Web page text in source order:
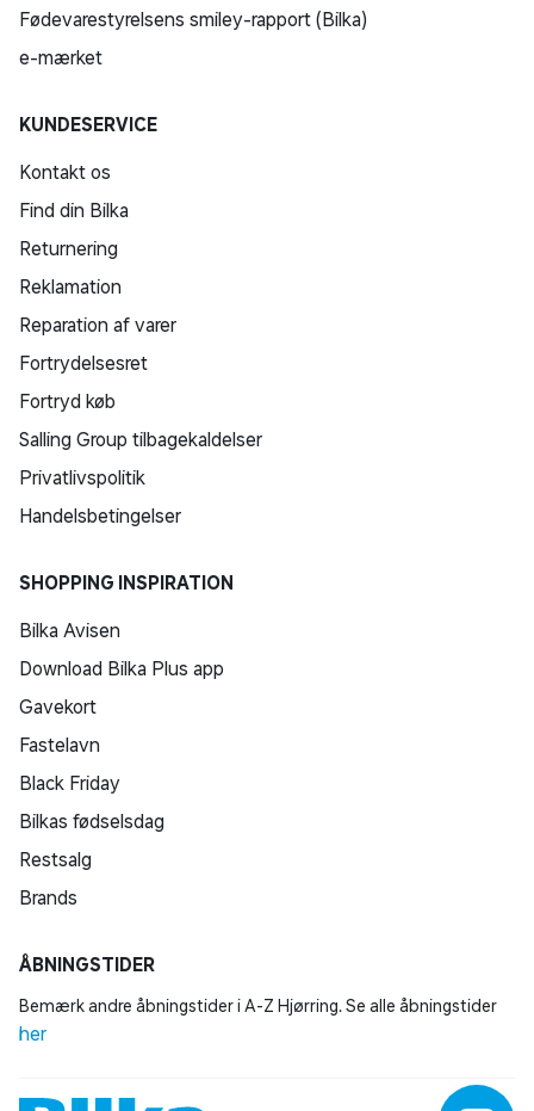
Fødevarestyrelsens smiley-rapport (Bilka)
e-mærket
KUNDESERVICE
Kontakt os
Find din Bilka
Returnering
Reklamation
Reparation af varer
Fortrydelsesret
Fortryd køb
Salling Group tilbagekaldelser
Privatlivspolitik
Handelsbetingelser
SHOPPING INSPIRATION
Bilka Avisen
Download Bilka Plus app
Gavekort
Fastelavn
Black Friday
Bilkas fødselsdag
Restsalg
Brands
ÅBNINGSTIDER
Bemærk andre åbningstider i A-Z Hjørring. Se alle åbningstider
her